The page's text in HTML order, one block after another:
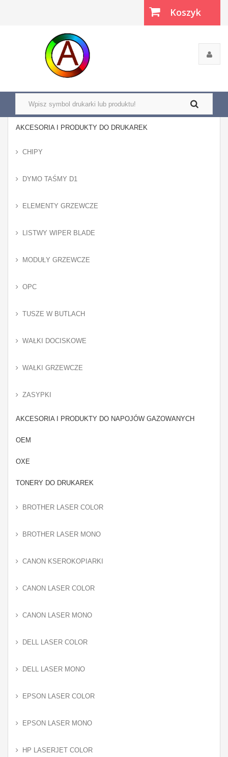
Koszyk
AKCESORIA I PRODUKTY DO DRUKAREK
CHIPY
DYMO TAŚMY D1
ELEMENTY GRZEWCZE
LISTWY WIPER BLADE
MODUŁY GRZEWCZE
OPC
TUSZE W BUTLACH
WAŁKI DOCISKOWE
WAŁKI GRZEWCZE
ZASYPKI
AKCESORIA I PRODUKTY DO NAPOJÓW GAZOWANYCH
OEM
OXE
TONERY DO DRUKAREK
BROTHER LASER COLOR
BROTHER LASER MONO
CANON KSEROKOPIARKI
CANON LASER COLOR
CANON LASER MONO
DELL LASER COLOR
DELL LASER MONO
EPSON LASER COLOR
EPSON LASER MONO
HP LASERJET COLOR